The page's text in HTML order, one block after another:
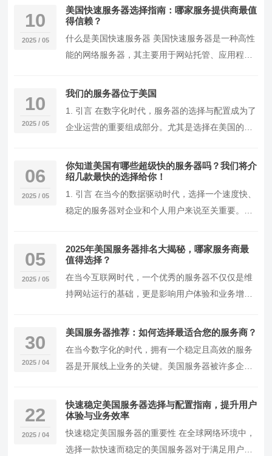
10
2025 / 05
美国快速服务器选择指南：哪家服务提供商最值
得信赖？
什么是美国快速服务器 美国快速服务器是一种高性
能的网络服务器，其主要用于网站托管、应用程序
服务器…
10
2025 / 05
我们的服务器位于美国
1. 引言 在数字化时代，服务器的选择与配置成为了
企业运营的重要组成部分。尤其是选择在美国的服
性。…
06
2025 / 05
你知道美国有哪些超级快的服务器吗？我们将介
绍几款最快的选择给你！
1. 引言 在当今的数据驱动时代，选择一个速度快、
稳定的服务器对企业和个人用户来说至关重要。文
05
2025 / 05
2025年美国服务器排名大揭秘，哪家服务商最
值得选择？
在当今互联网时代，一个优秀的服务器不仅仅是维
持网站运行的基础，更是影响用户体验和业务增长
众多服务…
30
2025 / 04
美国服务器推荐：如何选择最适合您的服务商？
在当今数字化的时代，拥有一个稳定且高效的服务
器是开展线上业务的关键。美国服务器被许多企业
文中，我…
22
2025 / 04
快速稳定美国服务器选择与配置指南，提升用户
体验与业务效率
快速稳定美国服务器的重要性 在全球网络环境中，
选择一款快速而稳定的美国服务器对于满足用户的